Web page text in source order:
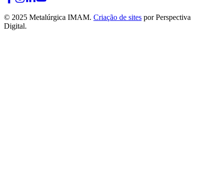
© 2025 Metalúrgica IMAM. Criação de sites por Perspectiva
Digital.